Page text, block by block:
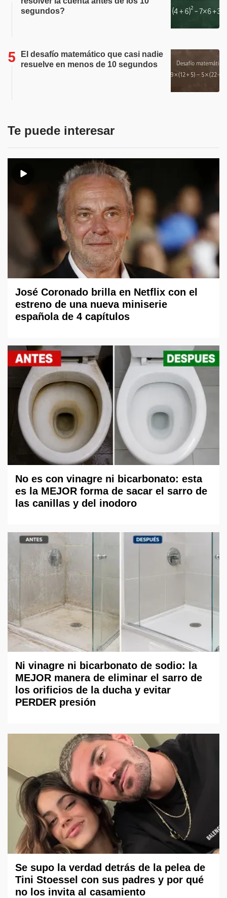
segundos?
El desafío matemático que casi nadie
resuelve en menos de 10 segundos
Te puede interesar
José Coronado brilla en Netflix con el
estreno de una nueva miniserie
española de 4 capítulos
No es con vinagre ni bicarbonato: esta
es la MEJOR forma de sacar el sarro de
las canillas y del inodoro
Ni vinagre ni bicarbonato de sodio: la
MEJOR manera de eliminar el sarro de
los orificios de la ducha y evitar
PERDER presión
Se supo la verdad detrás de la pelea de
Tini Stoessel con sus padres y por qué
no los invita al casamiento